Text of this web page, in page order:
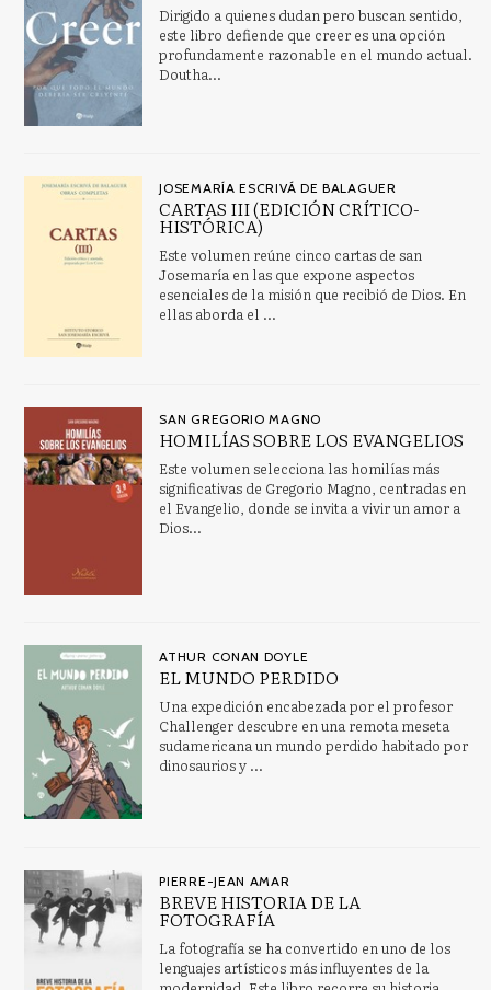
Dirigido a quienes dudan pero buscan sentido,
este libro defiende que creer es una opción
profundamente razonable en el mundo actual.
Doutha...
JOSEMARÍA ESCRIVÁ DE BALAGUER
CARTAS III (EDICIÓN CRÍTICO-
HISTÓRICA)
Este volumen reúne cinco cartas de san
Josemaría en las que expone aspectos
esenciales de la misión que recibió de Dios. En
ellas aborda el ...
SAN GREGORIO MAGNO
HOMILÍAS SOBRE LOS EVANGELIOS
Este volumen selecciona las homilías más
significativas de Gregorio Magno, centradas en
el Evangelio, donde se invita a vivir un amor a
Dios...
ATHUR CONAN DOYLE
EL MUNDO PERDIDO
Una expedición encabezada por el profesor
Challenger descubre en una remota meseta
sudamericana un mundo perdido habitado por
dinosaurios y ...
PIERRE-JEAN AMAR
BREVE HISTORIA DE LA
FOTOGRAFÍA
La fotografía se ha convertido en uno de los
lenguajes artísticos más influyentes de la